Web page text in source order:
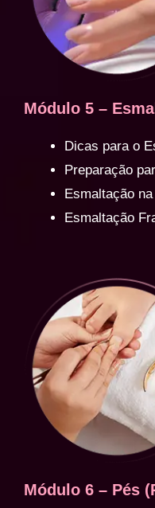
Módulo 5 –
Dicas para o
Preparação
Esmaltação
Esmaltação
Módulo 6 – Pés